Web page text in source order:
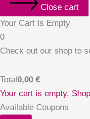
Close cart
Your Cart Is Empty
0
Check out our shop to
Total0,00 €
Your cart is empty.
Available Coupons